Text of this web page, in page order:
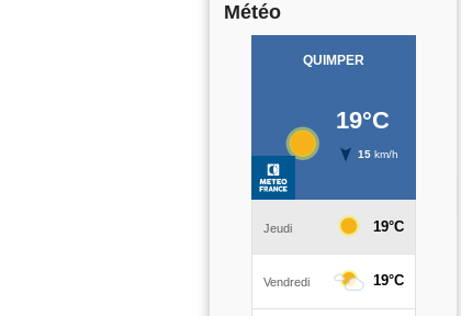
Météo